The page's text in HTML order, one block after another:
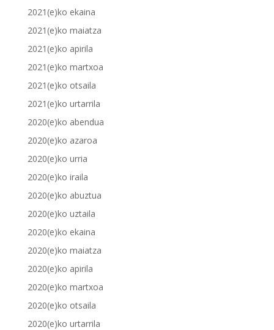
2021(e)ko ekaina
2021(e)ko maiatza
2021(e)ko apirila
2021(e)ko martxoa
2021(e)ko otsaila
2021(e)ko urtarrila
2020(e)ko abendua
2020(e)ko azaroa
2020(e)ko urria
2020(e)ko iraila
2020(e)ko abuztua
2020(e)ko uztaila
2020(e)ko ekaina
2020(e)ko maiatza
2020(e)ko apirila
2020(e)ko martxoa
2020(e)ko otsaila
2020(e)ko urtarrila